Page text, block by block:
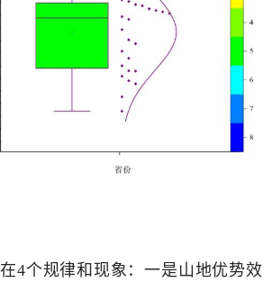
4个规律和现象：一是山地优势效